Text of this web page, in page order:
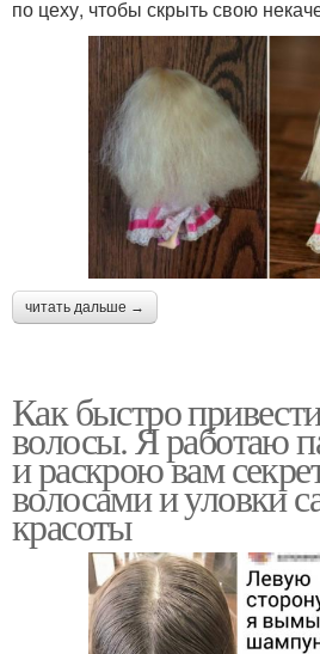
по цеху, чтобы скрыть свою
читать дальше →
Как быстро
волосы. Я работаю
и раскрою вам
волосами и уловки
красоты